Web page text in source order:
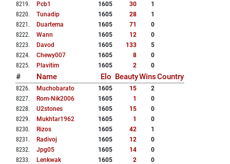
8219. Pcb1 1605 30
1
8220. Tunadip 1605 28
1
8221 . Duartema 1605 71
0
8222. Wann 1605 12
0
8223. Davod 1605 133
5
8224. Chewy007 1605 8
0
8225. Plavitim 1605 2 0
# Name Elo BeautyWinsCountry
8226. Muchobarato 1605 15
2
8227. Rom-Nik2006 1605 1
0
8228. U2stones 1605 15
0
8229. Mukhtar1962 1605 1
0
8230. Rizos 1605 42
1
8231 . Radivoj 1605 12
0
8232. Jpg05 1605 14
0
8233. Lenkwak 1605 2
0